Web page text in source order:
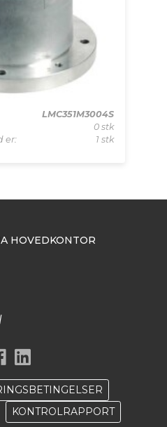
LMC351M3004S
0 stk
er:
1 stk
HOVEDKONTOR
KONTROLRAPPORT